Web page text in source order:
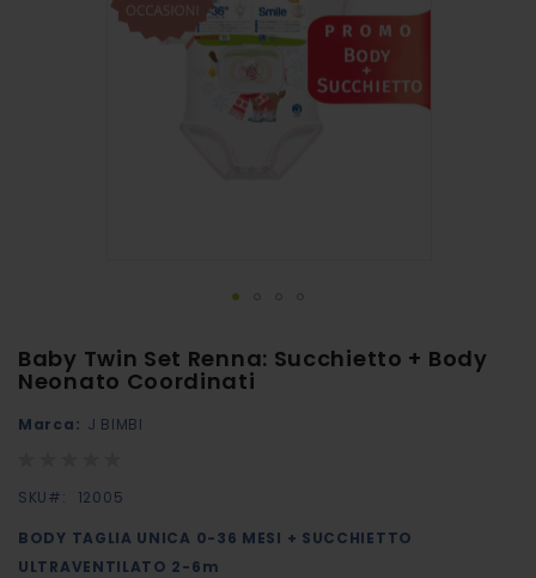
Baby Twin Set Renna: Succhietto + Body
Neonato Coordinati
Marca: J BIMBI
SKU
12005
BODY TAGLIA UNICA 0-36 MESI + SUCCHIETTO
ULTRAVENTILATO 2-6m
di
immagini